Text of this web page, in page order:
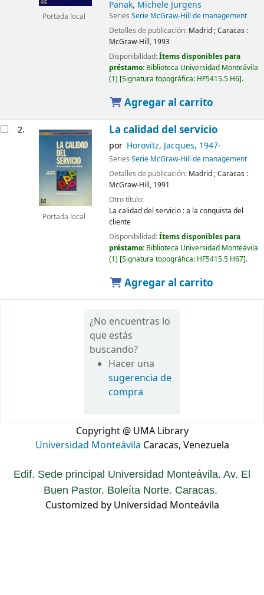
Portada local
Panak, Michele Jurgens
Series Serie McGraw-Hill de management
Detalles de publicación: Madrid ; Caracas :
McGraw-Hill, 1993
Disponibilidad:Ítems disponibles para
préstamo: Biblioteca Universidad Monteávila
(1) Signatura topográfica: HF5415.5 H6 .
Agregar al carrito
2.
Portada local
La calidad del servicio
por Horovitz, Jacques, 1947-
Series Serie McGraw-Hill de management
Detalles de publicación: Madrid ; Caracas :
McGraw-Hill, 1991
Otro título:
La calidad del servicio : a la conquista del
cliente
Disponibilidad:Ítems disponibles para
préstamo: Biblioteca Universidad Monteávila
(1) Signatura topográfica: HF5415.5 H67 .
Agregar al carrito
¿No encuentras lo
que estás
buscando?
Hacer una
sugerencia de
compra
Copyright @ UMA Library
Universidad Monteávila Caracas, Venezuela
Edif. Sede principal Universidad Monteávila. Av. El
Buen Pastor. Boleíta Norte. Caracas.
Customized by Universidad Monteávila